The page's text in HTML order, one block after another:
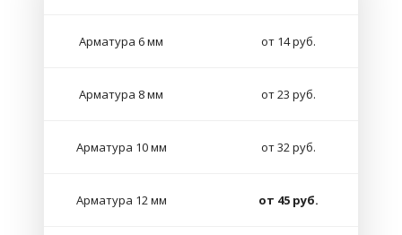
Арматура 6 мм от 14 руб.
Арматура 8 мм от 23 руб.
Арматура 10 мм от 32 руб.
Арматура 12 мм от 45 руб.